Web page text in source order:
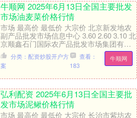
牛顺网 2025年6月13日全国主要批发
市场油麦菜价格行情
市场 最高价 最低价 大宗价 北京新发地农
副产品批发市场信息中心 3.60 2.60 3.10 北
京顺鑫石门国际农产品批发市场集团有限
公司 3.20 2.80 ....
牛顺网
分类：配资炒股开户方
案
查看：
183
弘利配资 2025年6月13日全国主要批
发市场泥鳅价格行情
市场 最高价 最低价 大宗价 长治市紫坊农